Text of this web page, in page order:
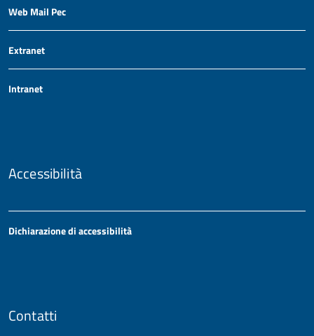
Web Mail Pec
Extranet
Intranet
Accessibilità
Dichiarazione di accessibilità
Contatti